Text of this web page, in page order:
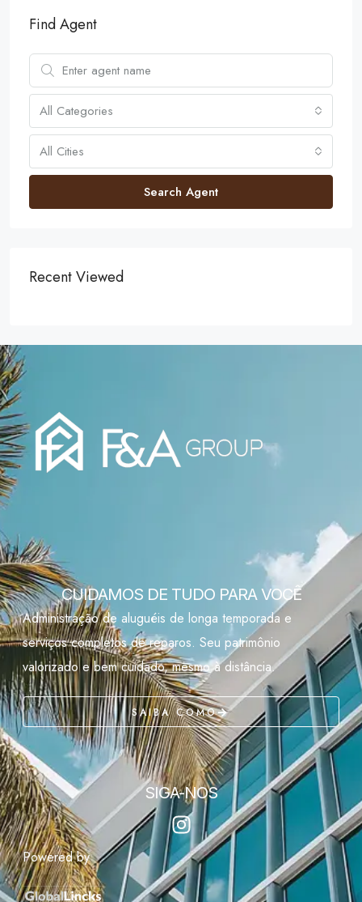
Find Agent
All Categories
All Cities
Search Agent
Recent Viewed
CUIDAMOS DE TUDO PARA VOCÊ
Administração de aluguéis de longa temporada e
serviços completos de reparos. Seu patrimônio
valorizado e bem cuidado, mesmo à distância.
SAIBA COMO
SIGA-NOS
Powered by